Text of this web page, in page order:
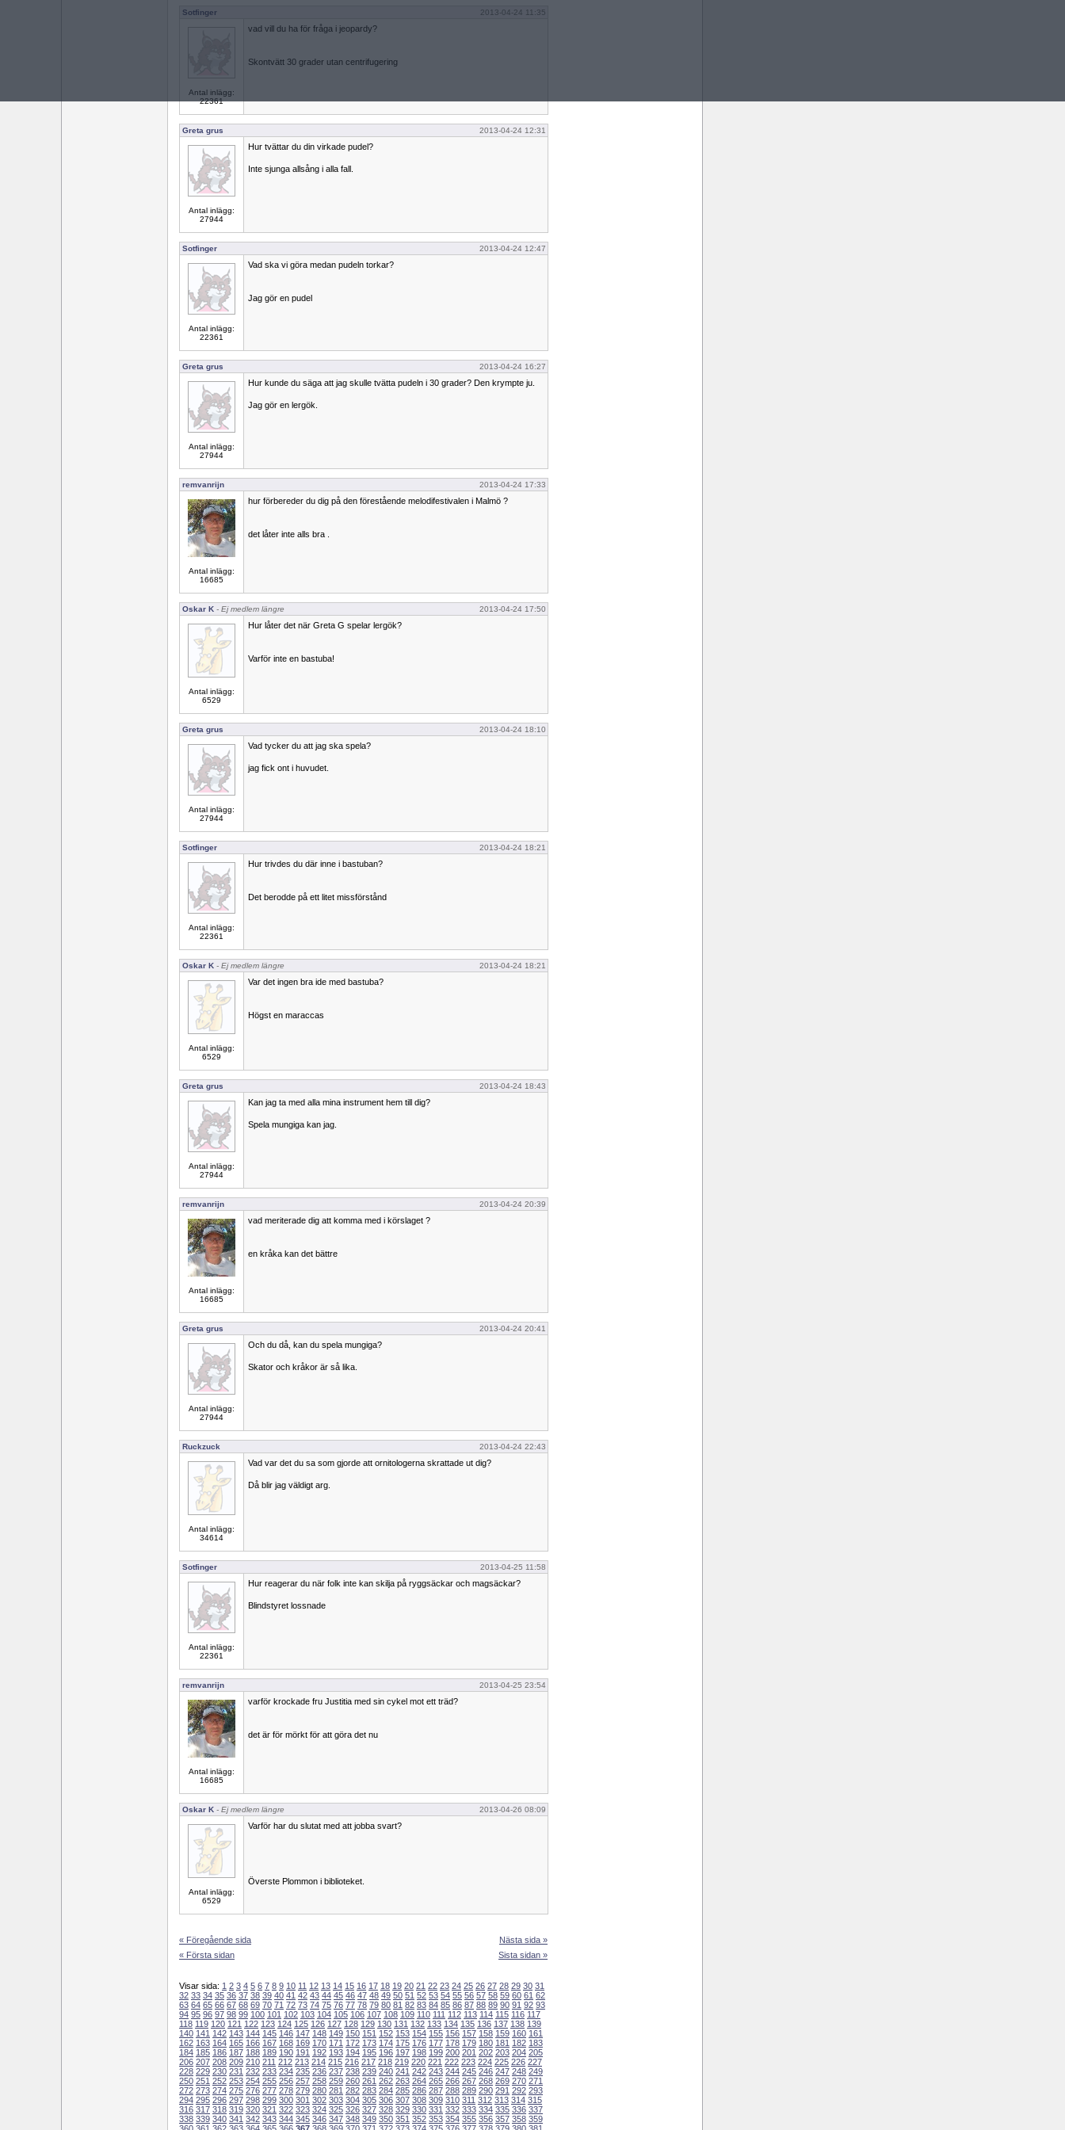
Sotfinger 2013-04-24 11:35
Antal inlägg:
22361
vad vill du ha för fråga i jeopardy?
Skontvätt 30 grader utan centrifugering
Greta grus 2013-04-24 12:31
Antal inlägg:
27944
Hur tvättar du din virkade pudel?
Inte sjunga allsång i alla fall.
Sotfinger 2013-04-24 12:47
Antal inlägg:
22361
Vad ska vi göra medan pudeln torkar?
Jag gör en pudel
Greta grus 2013-04-24 16:27
Antal inlägg:
27944
Hur kunde du säga att jag skulle tvätta pudeln i 30 grader? Den krympte ju.
Jag gör en lergök.
remvanrijn 2013-04-24 17:33
Antal inlägg:
16685
hur förbereder du dig på den förestående melodifestivalen i Malmö ?
det låter inte alls bra .
Oskar K - Ej medlem längre 2013-04-24 17:50
Antal inlägg:
6529
Hur låter det när Greta G spelar lergök?
Varför inte en bastuba!
Greta grus 2013-04-24 18:10
Antal inlägg:
27944
Vad tycker du att jag ska spela?
jag fick ont i huvudet.
Sotfinger 2013-04-24 18:21
Antal inlägg:
22361
Hur trivdes du där inne i bastuban?
Det berodde på ett litet missförstånd
Oskar K - Ej medlem längre 2013-04-24 18:21
Antal inlägg:
6529
Var det ingen bra ide med bastuba?
Högst en maraccas
Greta grus 2013-04-24 18:43
Antal inlägg:
27944
Kan jag ta med alla mina instrument hem till dig?
Spela mungiga kan jag.
remvanrijn 2013-04-24 20:39
Antal inlägg:
16685
vad meriterade dig att komma med i körslaget ?
en kråka kan det bättre
Greta grus 2013-04-24 20:41
Antal inlägg:
27944
Och du då, kan du spela mungiga?
Skator och kråkor är så lika.
Ruckzuck 2013-04-24 22:43
Antal inlägg:
34614
Vad var det du sa som gjorde att ornitologerna skrattade ut dig?
Då blir jag väldigt arg.
Sotfinger 2013-04-25 11:58
Antal inlägg:
22361
Hur reagerar du när folk inte kan skilja på ryggsäckar och magsäckar?
Blindstyret lossnade
remvanrijn 2013-04-25 23:54
Antal inlägg:
16685
varför krockade fru Justitia med sin cykel mot ett träd?
det är för mörkt för att göra det nu
Oskar K - Ej medlem längre 2013-04-26 08:09
Antal inlägg:
6529
Varför har du slutat med att jobba svart?
Överste Plommon i biblioteket.
« Föregående sida
« Första sidan
Nästa sida »
Sista sidan »
Visar sida: 1 2 3 4 5 6 7 8 9 10 11 12 13 14 15 16 17 18 19 20 21 22 23 24 25 26 27 28 29 30 31
32 33 34 35 36 37 38 39 40 41 42 43 44 45 46 47 48 49 50 51 52 53 54 55 56 57 58 59 60 61 62
63 64 65 66 67 68 69 70 71 72 73 74 75 76 77 78 79 80 81 82 83 84 85 86 87 88 89 90 91 92 93
94 95 96 97 98 99 100 101 102 103 104 105 106 107 108 109 110 111 112 113 114 115 116 117
118 119 120 121 122 123 124 125 126 127 128 129 130 131 132 133 134 135 136 137 138 139
140 141 142 143 144 145 146 147 148 149 150 151 152 153 154 155 156 157 158 159 160 161
162 163 164 165 166 167 168 169 170 171 172 173 174 175 176 177 178 179 180 181 182 183
184 185 186 187 188 189 190 191 192 193 194 195 196 197 198 199 200 201 202 203 204 205
206 207 208 209 210 211 212 213 214 215 216 217 218 219 220 221 222 223 224 225 226 227
228 229 230 231 232 233 234 235 236 237 238 239 240 241 242 243 244 245 246 247 248 249
250 251 252 253 254 255 256 257 258 259 260 261 262 263 264 265 266 267 268 269 270 271
272 273 274 275 276 277 278 279 280 281 282 283 284 285 286 287 288 289 290 291 292 293
294 295 296 297 298 299 300 301 302 303 304 305 306 307 308 309 310 311 312 313 314 315
316 317 318 319 320 321 322 323 324 325 326 327 328 329 330 331 332 333 334 335 336 337
338 339 340 341 342 343 344 345 346 347 348 349 350 351 352 353 354 355 356 357 358 359